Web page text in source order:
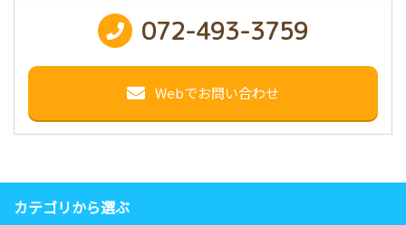
072-493-3759
Webでお問い合わせ
カテゴリから選ぶ